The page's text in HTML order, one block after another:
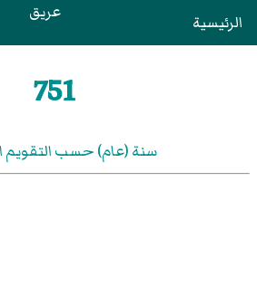
الرئيسية عريق
751
سنة (عام) حسب التقويم